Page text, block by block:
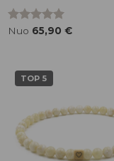
Įvertinimas:
Nuo 65,90 €
TOP 5